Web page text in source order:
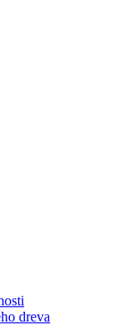
dreva